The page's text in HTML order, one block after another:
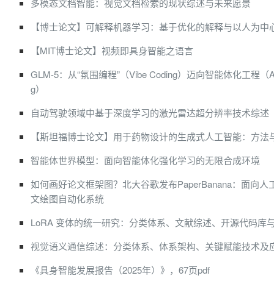
多模态文档智能：视觉文档检索的现状综述与未来愿景
【博士论文】可解释机器学习：基于优化的解释与以人为中
【MIT博士论文】视频即具身智能之语言
GLM-5：从“氛围编程”（Vibe Coding）迈向智能体化工程（
g）
自动驾驶领域中基于深度学习的激光雷达超分辨率技术综述
【斯坦福博士论文】用于药物设计的生成式人工智能：方法
智能体世界模型：面向智能体化强化学习的无限合成环境
如何画好论文框架图？北大谷歌发布PaperBanana：面向人
文绘图自动化系统
LoRA 变体的统一研究：分类体系、文献综述、开源代码库
视觉语义通信综述：分类体系、体系架构、关键赋能技术及
《具身智能发展报告（2025年）》，67页pdf